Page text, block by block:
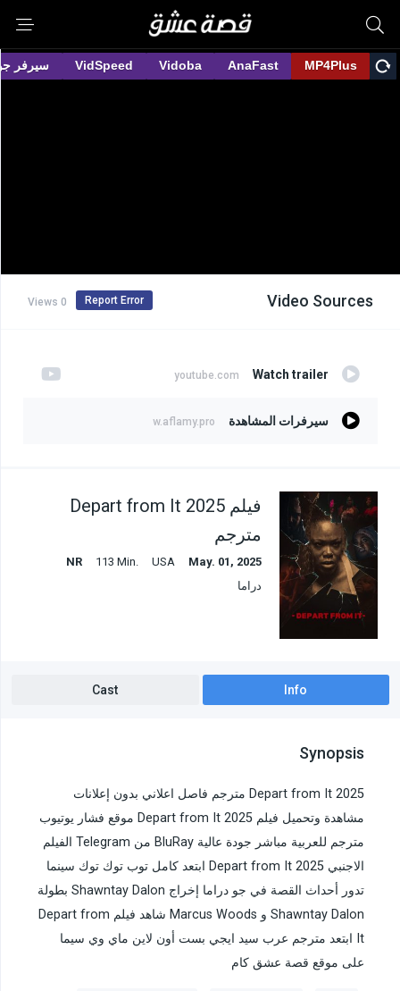
Video Sources
0 Views Report Error
Watch trailer
youtube.com
سيرفرات المشاهدة w.aflamy.pro
فيلم Depart from It 2025
مترجم
May. 01, 2025
USA
113 Min.
NR
دراما
Info
Cast
Synopsis
Depart from It 2025 مترجم فاصل اعلاني بدون إعلانات
مشاهدة وتحميل فيلم Depart from It 2025 موقع فشار يوتيوب
مترجم للعربية مباشر جودة عالية BluRay من Telegram الفيلم
الاجنبي Depart from It 2025 ابتعد كامل توب توك توك سينما
تدور أحداث القصة في جو دراما إخراج Shawntay Dalon بطولة
Shawntay Dalon و Marcus Woods شاهد فيلم Depart from
It ابتعد مترجم عرب سيد ايجي بست أون لاين ماي وي سيما
على موقع قصة عشق كام